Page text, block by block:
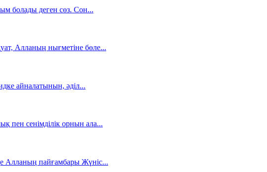
болады деген сөз. Сон...
Алланың нығметіне бөле...
айналатынын, әділ...
пен сенімділік орнын ала...
Алланың пайғамбары Жүніс...